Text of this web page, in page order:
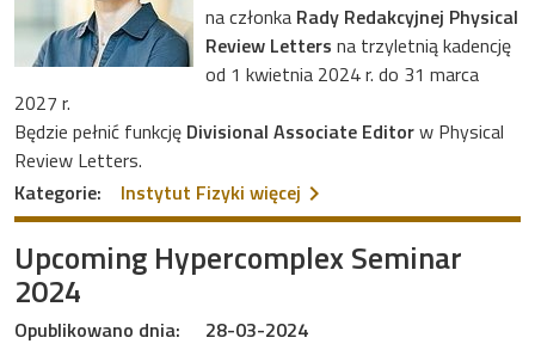
na członka Rady Redakcyjnej Physical
Review Letters na trzyletnią kadencję
od 1 kwietnia 2024 r. do 31 marca
2027 r.
Będzie pełnić funkcję Divisional Associate Editorw Physical
Review Letters.
Kategorie:
Instytut Fizyki więcej na temat Prof. Katarzyna
Upcoming Hypercomplex Seminar
2024
Opublikowano dnia:
28-03-2024